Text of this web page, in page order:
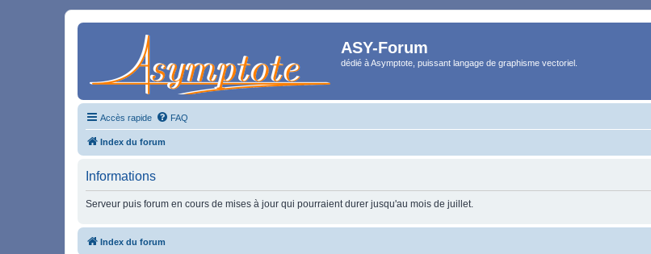
ASY-Forum
dédié à Asymptote, puissant langage de graphisme vectoriel.
Accès rapide FAQ
Index du forum
Informations
Serveur puis forum en cours de mises à jour qui pourraient durer jusqu'au mois de juillet.
Index du forum